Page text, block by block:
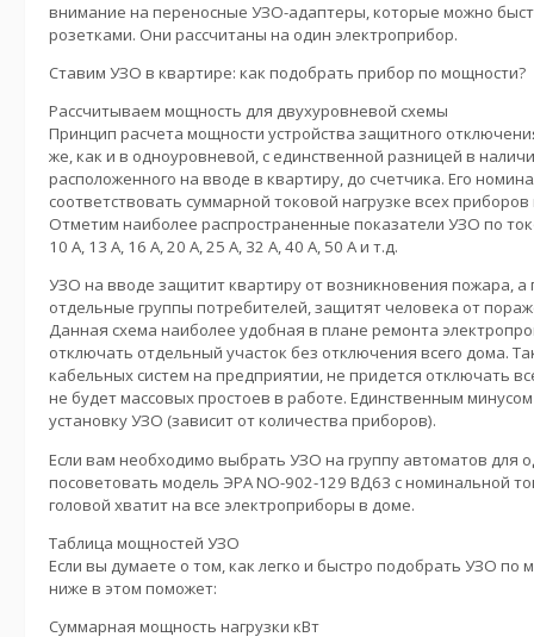
внимание на переносные УЗО-адаптеры, которые можно
розетками. Они рассчитаны на один электроприбор.
Ставим УЗО в квартире: как подобрать прибор по мощности?
Рассчитываем мощность для двухуровневой схемы
Принцип расчета мощности устройства защитного
же, как и в одноуровневой, с единственной разницей в
расположенного на вводе в квартиру, до счетчика. Его
соответствовать суммарной токовой нагрузке всех
Отметим наиболее распространенные показатели УЗО по
10 А, 13 А, 16 А, 20 А, 25 А, 32 А, 40 А, 50 А и т.д.
УЗО на вводе защитит квартиру от возникновения пожара,
отдельные группы потребителей, защитят человека от
Данная схема наиболее удобная в плане ремонта
отключать отдельный участок без отключения всего дома.
кабельных систем на предприятии, не придется отключать
не будет массовых простоев в работе. Единственным
установку УЗО (зависит от количества приборов).
Если вам необходимо выбрать УЗО на группу автоматов для
посоветовать модель ЭРА NO-902-129 ВД63 с номинальной
головой хватит на все электроприборы в доме.
Таблица мощностей УЗО
Если вы думаете о том, как легко и быстро подобрать УЗО по
ниже в этом поможет:
Суммарная мощность нагрузки кВт